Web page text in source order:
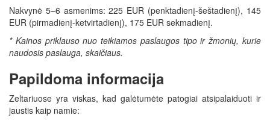
Nakvynė 5–6 asmenims: 225 EUR (penktadienį-šeštadienį), 145
EUR (pirmadienį-ketvirtadienį), 175 EUR sekmadienį.
* Kainos priklauso nuo teikiamos paslaugos tipo ir žmonių, kurie
naudosis paslauga, skaičiaus.
Papildoma informacija
Zeltariuose yra viskas, kad galėtumėte patogiai atsipalaiduoti ir
jaustis kaip namie: